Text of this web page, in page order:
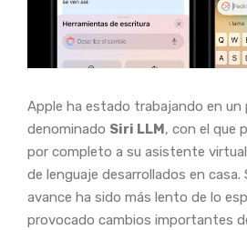
Apple ha estado trabajando en
denominado Siri LLM , con el que
por completo a su asistente
de lenguaje desarrollados en casa.
avance ha sido más lento de lo
provocado cambios importantes